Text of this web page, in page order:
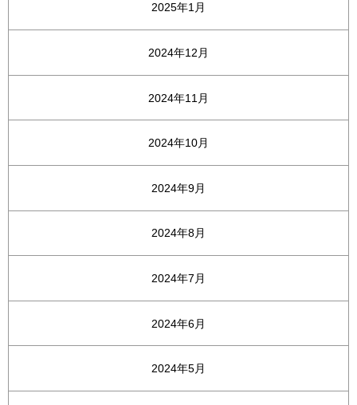
2025年1月
2024年12月
2024年11月
2024年10月
2024年9月
2024年8月
2024年7月
2024年6月
2024年5月